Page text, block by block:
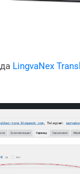
LingvaNex